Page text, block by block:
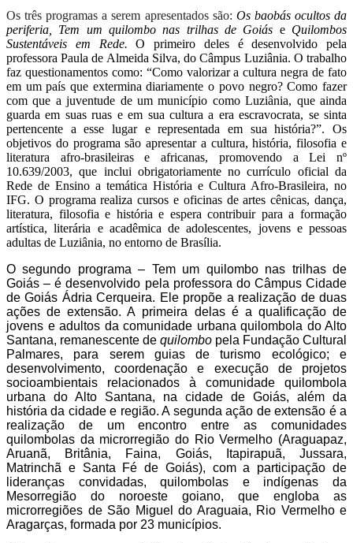
Os trêsprogramasa serem apresentados são: Os baobás ocultos da
periferia, Tem um quilombo nas trilhas de Goiás e Quilombos
Sustentáveis em Rede.O primeiro deles é desenvolvido pela
professora Paula de Almeida Silva, do Câmpus Luziânia. O trabalho
faz questionamentos como: “Como valorizar a cultura negra de fato
em um país que extermina diariamente o povo negro? Como fazer
com que a juventude de um município como Luziânia, que ainda
guarda em suas ruas e em sua cultura a era escravocrata, se sinta
pertencente a esse lugar e representada em sua história?”. Os
objetivos do programa são apresentar a cultura,história, filosofia e
literatura afro-brasileiras e africanas, promovendo aLeinº
10.639/2003,que inclui obrigatoriamente no currículo oficial da
Rede de Ensino a temática História e Cultura Afro-Brasileira, no
IFG. O programa realiza cursos e oficinas de artes cênicas, dança,
literatura, filosofia e história e espera contribuir para a formação
artística, literária e acadêmica deadolescentes, jovens e pessoas
adultas de Luziânia, no entorno de Brasília.
Osegundo programa – Tem um quilombo nas trilhas de
Goiás – é desenvolvido pela professora do Câmpus Cidade
de Goiás Ádria Cerqueira. Ele propõe a realização de duas
ações de extensão. A primeira delas é a qualificação de
jovens e adultos da comunidade urbana quilombola do Al to
Santana, remanescente de quilombo pela Fundação Cultural
Palmares, para seremguias de turismo ecológico; e
desenvolvimento, coordenação e execução de projetos
socioambientais relacionados à comunidade quilombola
urbana do Alto Santana, na cidade de Goiás, além da
história da cidade e região. A segundaação de extensão é a
realização de um encontro entre as comunidades
quilombolas da microrregião do Rio Vermelho (Araguapaz,
Aruanã, Britânia, Faina, Goiás, Itapirapuã, Jussara,
Matrinchã e Santa Fé de Goiás), com a participação de
lideranças convidadas, quilombolas e indígenas da
Mesorregião do noroeste goiano, que engloba as
microrregiões de São Miguel do Araguaia, Rio Vermelho e
Aragarças, formada por 23 municípios.